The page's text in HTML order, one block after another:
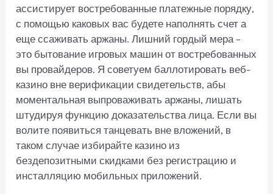
ассистирует востребованные платежные порядку,
с помощью каковых вас будете наполнять счет а
еще ссаживать аржаны. Лишний гордый мера –
это бытование игровых машин от востребованных
вы провайдеров. Я советуем баллотировать веб-
казино вне верификации свидетельств, абы
моментальная выпроваживать аржаны, лишать
штудируя функцию доказательства лица. Если вы
волите появиться танцевать вне вложений, в
таком случае избирайте казино из
бездепозитными скидками без регистрацию и
инсталляцию мобильных приложений.